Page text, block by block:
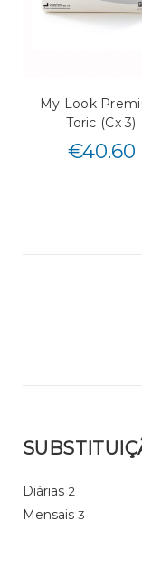
My Look
Toric (Cx 3)
€40.60
Diárias 2
Mensais 3